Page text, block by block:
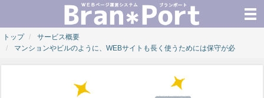
トップ
サービス概要
マンションやビルのように、WEBサイトも長く使うためには保守が必